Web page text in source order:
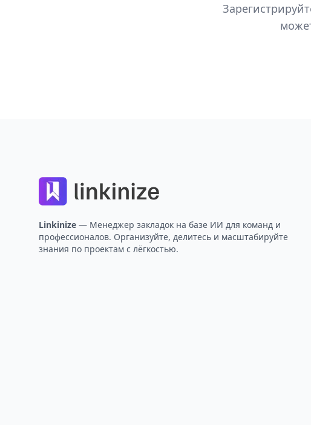
Linkinize — Менеджер закладок на базе ИИ для команд и
профессионалов. Организуйте, делитесь и масштабируйте
знания по проектам с лёгкостью.